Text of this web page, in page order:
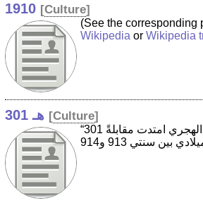
1910 [Culture]
(See the corresponding
Wikipedia or Wikipedia
301 هـ [Culture]
“301 هـ هي سنة في التقويم الهجري امتدت مقابلةً